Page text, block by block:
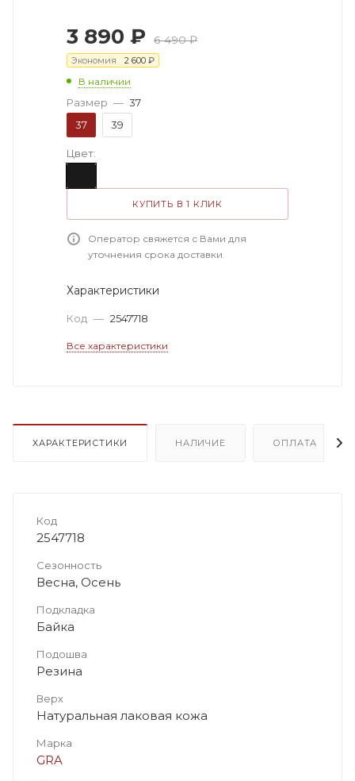
3 890 ₽ 6 490₽
Экономия 2 600 ₽
В наличии
Размер — 37
37
39
Цвет:
КУПИТЬ В 1 КЛИК
Оператор свяжется с Вами для
уточнения срока доставки.
Характеристики
Код — 2547718
Все характеристики
ХАРАКТЕРИСТИКИ НАЛИЧИЕ ОПЛАТА
Код
2547718
Сезонность
Весна, Осень
Подкладка
Байка
Подошва
Резина
Верх
Натуральная лаковая кожа
Марка
GRA